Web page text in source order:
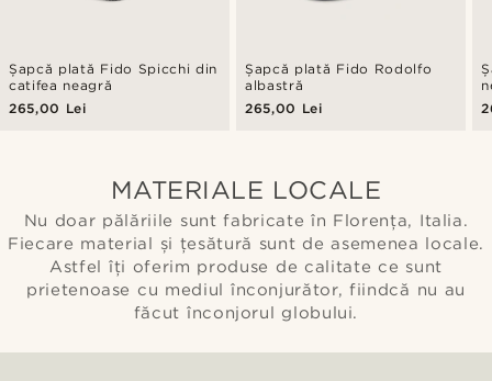
Șapcă plată Fido Spicchi din
catifea neagră
265,00 Lei
Șapcă plată Fido Rodolfo
albastră
265,00 Lei
MATERIALE LOCALE
Nu doar pălăriile sunt fabricate în Florența, Italia.
Fiecare material și țesătură sunt de asemenea locale.
Astfel îți oferim produse de calitate ce sunt
prietenoase cu mediul înconjurător, fiindcă nu au
făcut înconjorul globului.